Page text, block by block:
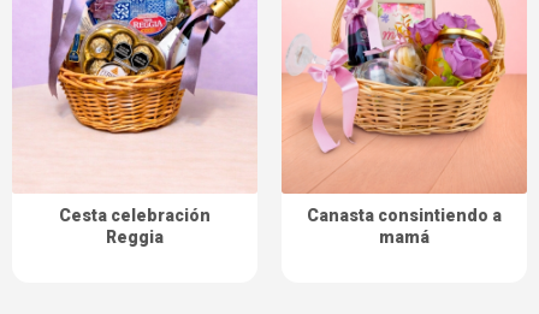
Cesta celebración
Reggia
Canasta consintiendo a
mamá